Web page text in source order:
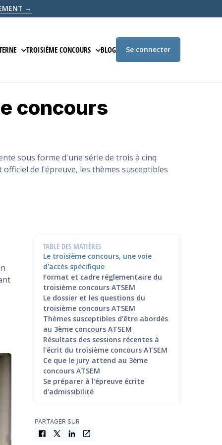
→
EN LIGNE
D'ADMISSIBILITÉ
TROISIÈME CONCOURS
PRÉPARATION EN LIGNE
ÉPREUVE ÉCRITE D'ADMISSIBILITÉ
ANNALES
BLOG Se connecter
concours
sous forme d'une série de trois à cinq
de l'épreuve, les thèmes susceptibles
TABLE DES MATIÈRES
Le troisième concours, une voie
d'accès spécifique
Format et cadre réglementaire du
troisième concours ATSEM
Le dossier et les questions du
troisième concours ATSEM
Thèmes susceptibles d'être abordés
au 3ème concours ATSEM
Résultats des sessions récentes à
l'écrit du troisième concours ATSEM
Ce que le jury attend au 3ème
concours ATSEM
Se préparer à l'épreuve écrite
d'admissibilité
PARTAGER SUR